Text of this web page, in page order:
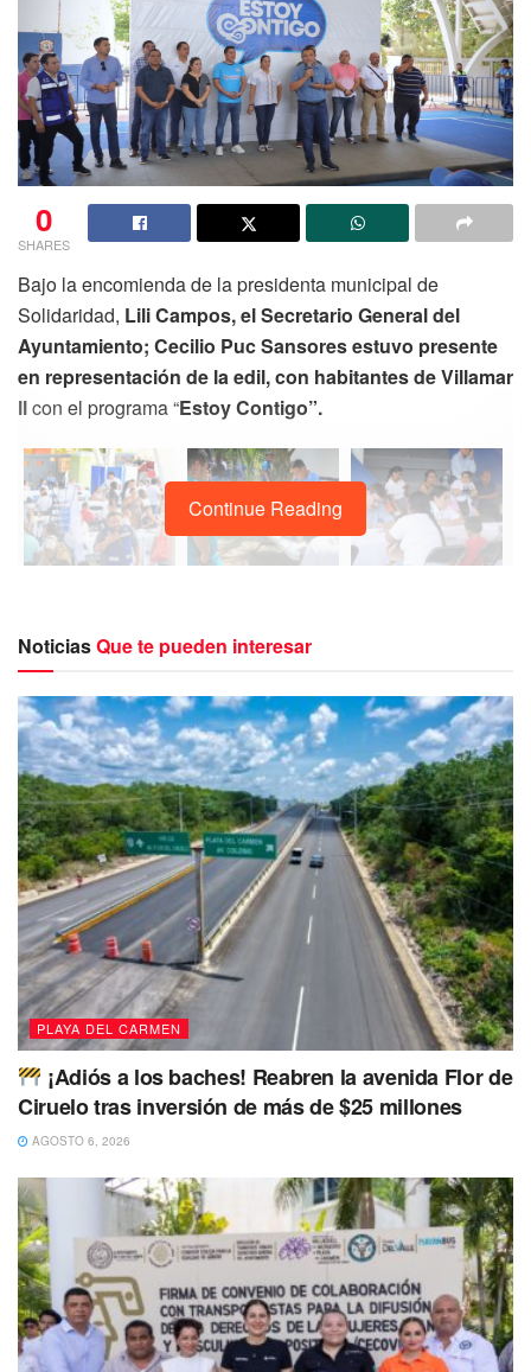
0
SHARES
Bajo la encomienda de la presidenta municipal de
Solidaridad, Lili Campos, el Secretario General del
Ayuntamiento; Cecilio Puc Sansores estuvo presente
en representación de la edil, con habitantes de Villamar
llcon el programa “Estoy Contigo”.
Puc Sansores subrayó que esta iniciativa ha sido
impulsada por la alcaldesa Lili Campos con el
propósito de respaldar a los habitantes, concentrando
en un único lugar todos los servicios que presta el
ayuntamiento de Solidaridad,evitando así que deban
dirigirse a las ubicaciones de las secretarías,
departamentos y otras divisiones administrativas.
Afirmó que siguiendo la directriz de la edil, escuchó, brindó
asistencia y resolvió las peticiones y necesidades de
aquellos que requirieron una audiencia.
“pero también atendimos a ciudadanos
que se acercaron a las mesas con
titulares y personal de las diferentes
secretarías y direcciones, apoyando con
asesorías, trámites, informes o incluso
público o servidores”.
Continue Reading
NoticiasQue te pueden interesar
PLAYA DEL CARMEN
¡Adiós a los baches! Reabren la avenida Flor de
Ciruelo tras inversión de más de $25 millones
AGOSTO 6, 2026